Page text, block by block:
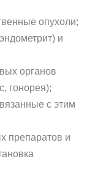
опухоли;
и
органов
гонорея);
с этим
препаратов и